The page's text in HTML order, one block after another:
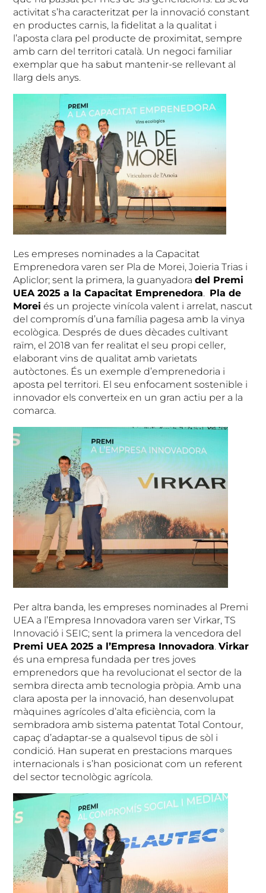
activitat s’ha caracteritzat per la innovació constant
en productes carnis, la fidelitat a la qualitat i
l’aposta clara pel producte de proximitat, sempre
amb carn del territori català. Un negoci familiar
exemplar que ha sabut mantenir-se rellevant al
llarg dels anys.
Les empreses nominades a la Capacitat
Emprenedora varen ser Pla de Morei, Joieria Trias i
Apliclor; sent la primera, la guanyadoradel Premi
UEA 2025 a la Capacitat Emprenedora. Pla de
Morei és un projecte vinícola valent i arrelat, nascut
del compromís d’una família pagesa amb la vinya
ecològica. Després de dues dècades cultivant
raïm, el 2018 van fer realitat el seu propi celler,
elaborant vins de qualitat amb varietats
autòctones. És un exemple d’emprenedoria i
aposta pel territori. El seu enfocament sostenible i
innovador els converteix en un gran actiu per a la
comarca.
Per altra banda, les empreses nominades al Premi
UEA a l’Empresa Innovadora varen ser Virkar, TS
Innovació i SEIC; sent la primera la vencedora del
Premi UEA 2025 a l’Empresa Innovadora.Virkar
és una empresa fundada per tres joves
emprenedors que ha revolucionat el sector de la
sembra directa amb tecnologia pròpia. Amb una
clara aposta per la innovació, han desenvolupat
màquines agrícoles d’alta eficiència, com la
sembradora amb sistema patentat Total Contour,
capaç d’adaptar-se a qualsevol tipus de sòl i
condició. Han superat en prestacions marques
internacionals i s’han posicionat com un referent
del sector tecnològic agrícola.